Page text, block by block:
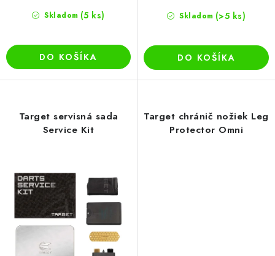
Skladom (5 ks)
DO KOŠÍKA
Skladom (>5 ks)
DO KOŠÍKA
Target servisná sada
Service Kit
Target chránič nožiek Leg
Protector Omni